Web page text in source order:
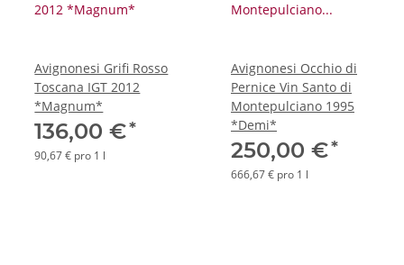
Avignonesi Grifi Rosso
Toscana IGT 2012
*Magnum*
136,00 €*
90,67 € pro 1 l
Avignonesi Occhio di
Pernice Vin Santo di
Montepulciano 1995
*Demi*
250,00 €*
666,67 € pro 1 l